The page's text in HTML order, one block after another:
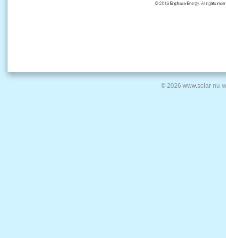
© 2026 www.solar-nu-